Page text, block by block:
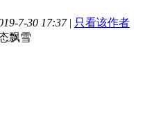
7-30 17:37 | 只看该作者
飘雪